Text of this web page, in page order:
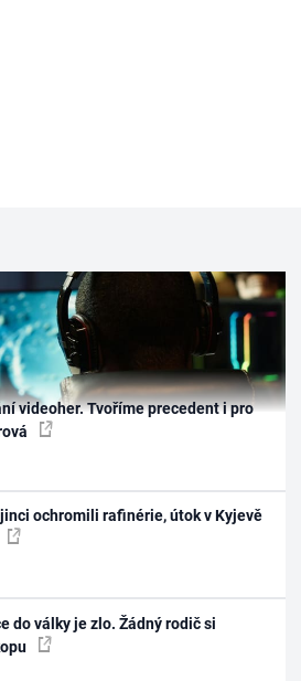
videoher. Tvoříme precedent i pro
ochromili rafinérie, útok v Kyjevě
do války je zlo. Žádný rodič si